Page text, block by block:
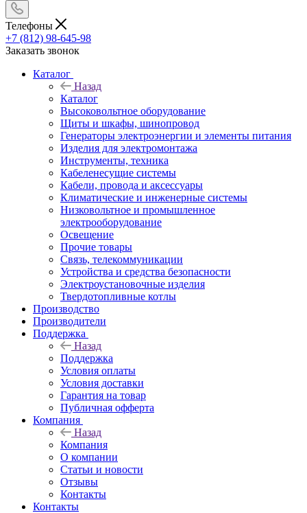
Телефоны
+7 (812) 98-645-98
Заказать звонок
Каталог
Назад
Каталог
Высоковольтное оборудование
Щиты и шкафы, шинопровод
Генераторы электроэнергии и элементы питания
Изделия для электромонтажа
Инструменты, техника
Кабеленесущие системы
Кабели, провода и аксессуары
Климатические и инженерные системы
Низковольтное и промышленное
электрооборудование
Освещение
Прочие товары
Связь, телекоммуникации
Устройства и средства безопасности
Электроустановочные изделия
Твердотопливные котлы
Производство
Производители
Поддержка
Назад
Поддержка
Условия оплаты
Условия доставки
Гарантия на товар
Публичная офферта
Компания
Назад
Компания
О компании
Статьи и новости
Отзывы
Контакты
Контакты